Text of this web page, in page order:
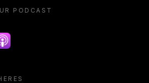
PODCAST
podcast